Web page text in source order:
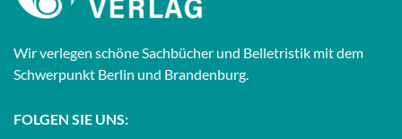
Wir verlegen schöne Sachbücher und Belletristik mit dem
Schwerpunkt Berlin und Brandenburg.
FOLGEN SIE UNS: